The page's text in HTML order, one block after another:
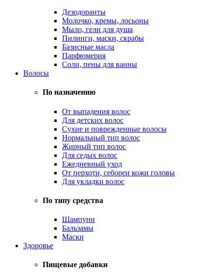
Дезодоранты
Молочко, кремы, лосьоны
Мыло, гели для душа
Пилинги, маски, скрабы
Базисные масла
Парфюмерия
Соли, пены для ванны
Волосы
По назначению
От выпадения волос
Для детских волос
Сухие и поврежденные волосы
Нормальный тип волос
Жирный тип волос
Для седых волос
Ежедневный уход
От перхоти, себореи кожи головы
Для укладки волос
По типу средства
Шампуни
Бальзамы
Маски
Здоровье
Пищевые добавки